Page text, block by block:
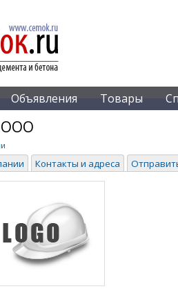
Объявления Товары
ООО
Контакты и адреса